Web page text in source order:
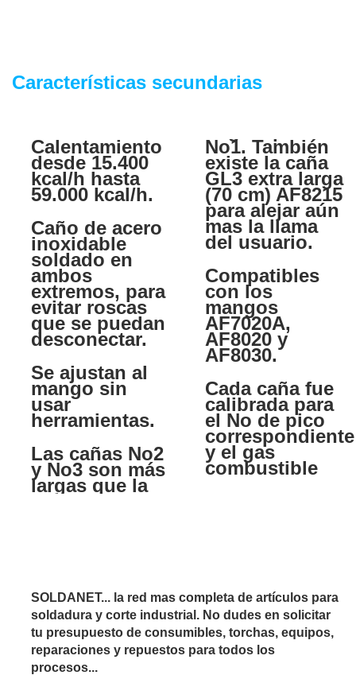
Características secundarias
Calentamiento
desde 15.400
kcal/h hasta
59.000 kcal/h.
Caño de acero
inoxidable
soldado en
ambos
extremos, para
evitar roscas
que se puedan
desconectar.
Se ajustan al
mango sin
usar
herramientas.
Las cañas No2
y No3 son más
largas que la
No1. También
existe la caña
GL3 extra larga
(70 cm) AF8215
para alejar aún
mas la llama
del usuario.
Compatibles
con los
mangos
AF7020A,
AF8020 y
AF8030.
Cada caña fue
calibrada para
el No de pico
correspondiente
y el gas
combustible
SOLDANET... la red mas completa de artículos para
soldadura y corte industrial. No dudes en solicitar
tu presupuesto de consumibles, torchas, equipos,
reparaciones y repuestos para todos los
procesos...